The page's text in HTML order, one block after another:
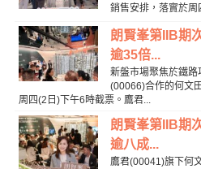
銷售安排，落實於周
朗賢峯第IIB期
逾35倍...
新盤市場聚焦於鐵路
(00066)合作的何文
周四(2日)下午6時截票。鷹君...
朗賢峯第IIB期
逾八成...
鷹君(00041)旗下何